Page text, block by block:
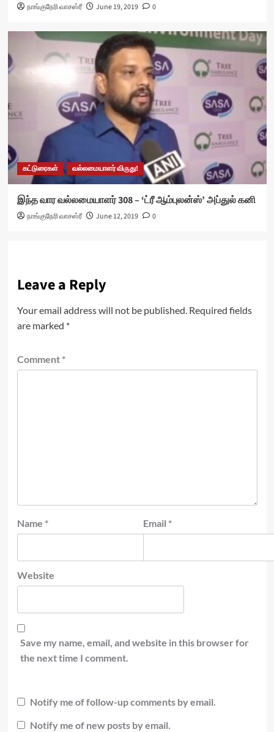
நாங்குநேரி வாசஸ்ரீ June 19, 2019 0
கட்டுரைகள் வல்லமையாளர் விருது!
இந்த வார வல்லமையாளர் 308 – ‘ட்ரீ ஆம்புலன்ஸ்’ அப்துல் கனி
நாங்குநேரி வாசஸ்ரீ June 12, 2019 0
Leave a Reply
Your email address will not be published. Required fields
are marked *
Comment *
Name * Email *
Website
Save my name, email, and website in this browser for
the next time I comment.
Notify me of follow-up comments by email.
Notify me of new posts by email.